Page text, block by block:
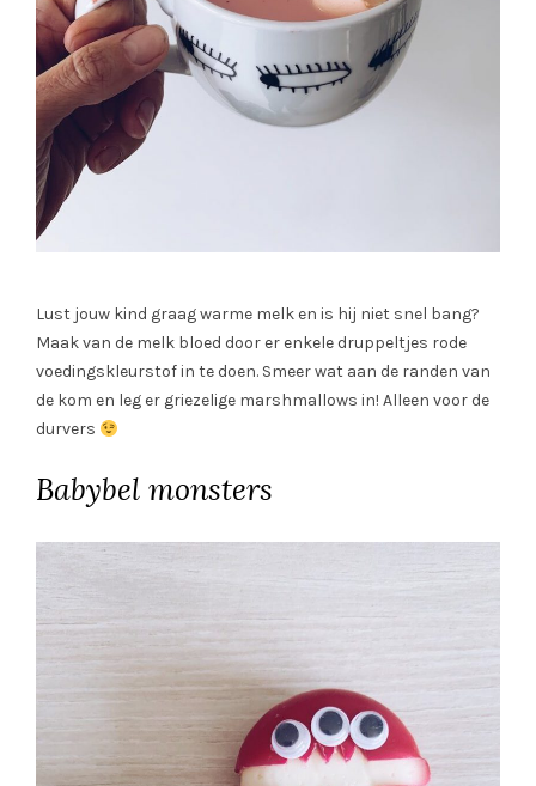
Lust jouw kind graag warme melk en is hij niet snel bang?
Maak van de melk bloed door er enkele druppeltjes rode
voedingskleurstof in te doen. Smeer wat aan de randen van
de kom en leg er griezelige marshmallows in! Alleen voor de
durvers
Babybel monsters